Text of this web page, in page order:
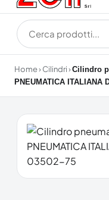
Home›Cilindri›Cilindro
PNEUMATICA ITALIANA